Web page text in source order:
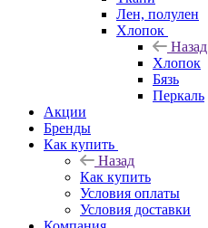
Лен, полулен
Хлопок
Назад
Хлопок
Бязь
Перкаль
Акции
Бренды
Как купить
Назад
Как купить
Условия оплаты
Условия доставки